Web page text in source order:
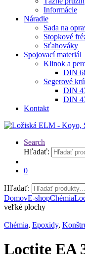
Informácie
Náradie
Sada na
Stopkové
Sťahováky
Spojovací materiál
Klinok a
DIN
Segerové
DIN
DIN
Kontakt
Search
Hľadať:
0
Hľadať:
DomovE-shopChémia
veľké plochy
Chémia, Epoxidy,
Loctite EA